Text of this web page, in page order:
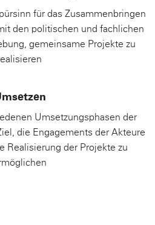
für das Zusammenbringen
den politischen und fachlichen
gemeinsame Projekte zu
Umsetzungsphasen der
die Engagements der Akteure
Realisierung der Projekte zu